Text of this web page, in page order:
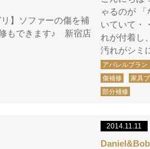
ゃるのが
いていて・
れが付着し
汚れがシミ
アパレルブラン
傷補修
家具
部分補修
2014.11.11